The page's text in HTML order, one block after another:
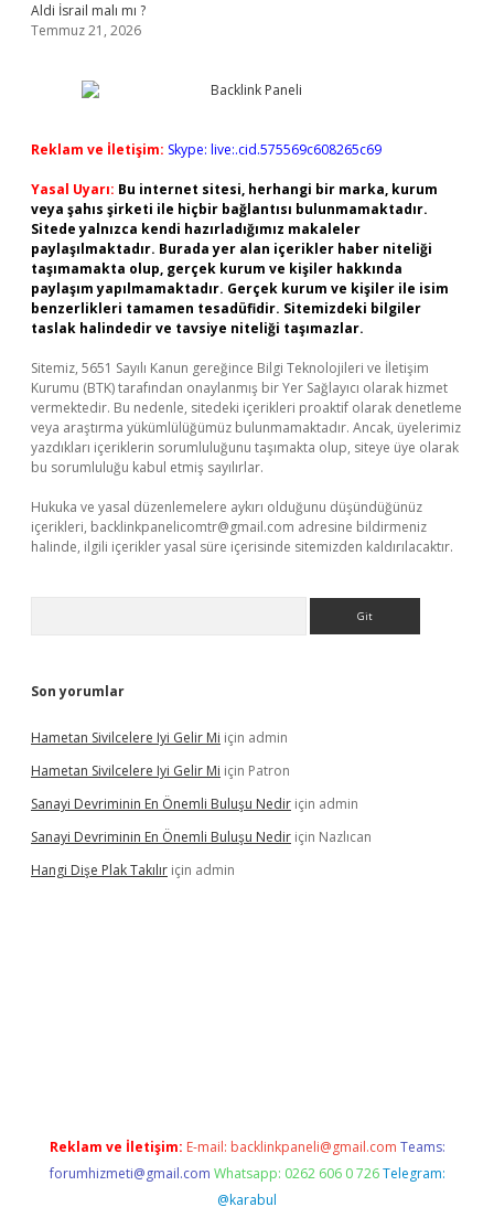
Aldi İsrail malı mı ?
Temmuz 21, 2026
Reklam ve İletişim: Skype: live:.cid.575569c608265c69
Yasal Uyarı: Bu internet sitesi, herhangi bir marka, kurum
veya şahıs şirketi ile hiçbir bağlantısı bulunmamaktadır.
Sitede yalnızca kendi hazırladığımız makaleler
paylaşılmaktadır. Burada yer alan içerikler haber niteliği
taşımamakta olup, gerçek kurum ve kişiler hakkında
paylaşım yapılmamaktadır. Gerçek kurum ve kişiler ile isim
benzerlikleri tamamen tesadüfidir. Sitemizdeki bilgiler
taslak halindedir ve tavsiye niteliği taşımazlar.
Sitemiz, 5651 Sayılı Kanun gereğince Bilgi Teknolojileri ve İletişim
Kurumu (BTK) tarafından onaylanmış bir Yer Sağlayıcı olarak hizmet
vermektedir. Bu nedenle, sitedeki içerikleri proaktif olarak denetleme
veya araştırma yükümlülüğümüz bulunmamaktadır. Ancak, üyelerimiz
yazdıkları içeriklerin sorumluluğunu taşımakta olup, siteye üye olarak
bu sorumluluğu kabul etmiş sayılırlar.
Hukuka ve yasal düzenlemelere aykırı olduğunu düşündüğünüz
içerikleri, backlinkpanelicomtr@gmail.com adresine bildirmeniz
halinde, ilgili içerikler yasal süre içerisinde sitemizden kaldırılacaktır.
Son yorumlar
Hametan Sivilcelere Iyi Gelir Mi için admin
Hametan Sivilcelere Iyi Gelir Mi için Patron
Sanayi Devriminin En Önemli Buluşu Nedir için admin
Sanayi Devriminin En Önemli Buluşu Nedir için Nazlıcan
Hangi Dişe Plak Takılır için admin
Reklam ve İletişim: E-mail: backlinkpaneli@gmail.com Teams:
forumhizmeti@gmail.com Whatsapp: 0262 606 0 726 Telegram:
@karabul